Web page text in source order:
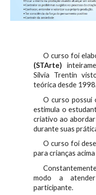
O curso foi
(STArte)
Silvia Trentin
teórica desde
O curso possui
estimula o
criativo ao
durante suas
O curso foi
para crianças
modo a
participante.